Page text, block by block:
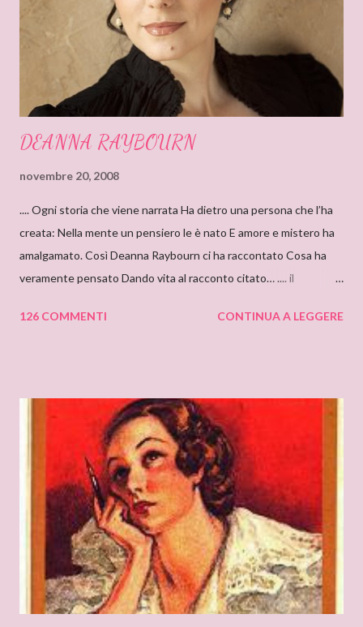
DEANNA RAYBOURN
novembre 20, 2008
.... Ogni storia che viene narrata Ha dietro una persona che l’ha
creata: Nella mente un pensiero le è nato E amore e mistero ha
amalgamato. Così Deanna Raybourn ci ha raccontato Cosa ha
veramente pensato Dando vita al racconto citato… .... il
RAYBOURN Ciao Deanna, posso solo iniziare dicendo che sono
molto affascinante, con un intreccio poderoso e
un’ambientazione suggestiva – una tenuta di campagna in
un’antica abbazia, niente meno! E mi ha ricordato i vecchi
romanzi gotici con così tanto mistero ed elementi
soprannaturali. Hi, Deanna, I can only start saying that I’m very
very proud to interview an author like you. I’ve just finished
reading “Silent in the Sanctuary”, and I’ve found it very
intriguing, with a ponderous plot and a sug...
126 COMMENTI CONTINUA A LEGGERE